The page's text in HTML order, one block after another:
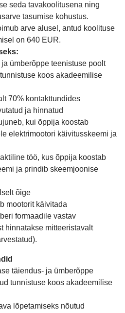
seda tavakoolitusena ning
tasumise kohustus.
arve alusel, antud koolituse
on 640 EUR.
ümberõppe teenistuse poolt
koos akadeemilise
70% kontakttundides
ja hinnatud
kui õppija koostab
elektrimootori käivitusskeemi ja
töö, kus õppija koostab
ja prindib skeemjoonise
õige
mootorit käivitada
formaadile vastav
hinnatakse mitteeristavalt
täiendus- ja ümberõppe
tunnistuse koos akadeemilise
lõpetamiseks nõutud